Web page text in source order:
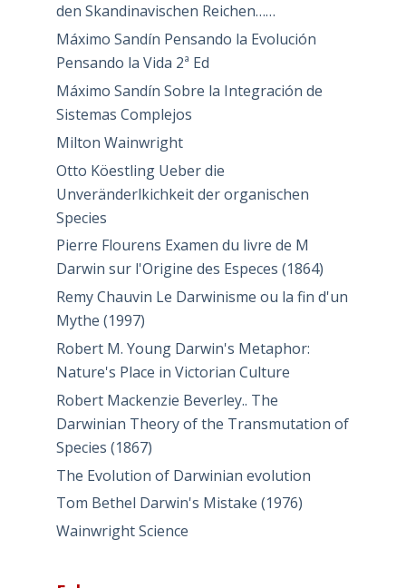
den Skandinavischen Reichen……
Máximo Sandín Pensando la Evolución
Pensando la Vida 2ª Ed
Máximo Sandín Sobre la Integración de
Sistemas Complejos
Milton Wainwright
Otto Köestling Ueber die
Unveränderlkichkeit der organischen
Species
Pierre Flourens Examen du livre de M
Darwin sur l'Origine des Especes (1864)
Remy Chauvin Le Darwinisme ou la fin d'un
Mythe (1997)
Robert M. Young Darwin's Metaphor:
Nature's Place in Victorian Culture
Robert Mackenzie Beverley.. The
Darwinian Theory of the Transmutation of
Species (1867)
The Evolution of Darwinian evolution
Tom Bethel Darwin's Mistake (1976)
Wainwright Science